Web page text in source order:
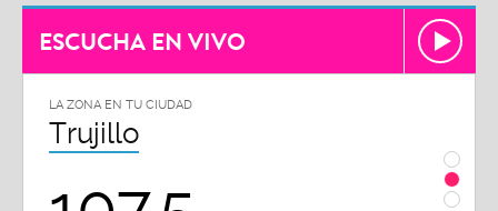
ESCUCHA EN VIVO
LA ZONA EN TU CIUDAD
Trujillo